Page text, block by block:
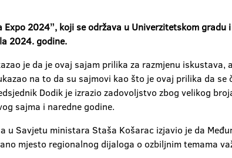
Expo 2024ˮ, koji se održava u Univerzitetskom
2024. godine.
je da je ovaj sajam prilika za razmjenu
na to da su sajmovi kao što je ovaj prilika da
Dodik je izrazio zadovoljstvo zbog velikog
sajma i naredne godine.
Savjetu ministara Staša Košarac izjavio je da
mjesto regionalnog dijaloga o ozbiljnim temama